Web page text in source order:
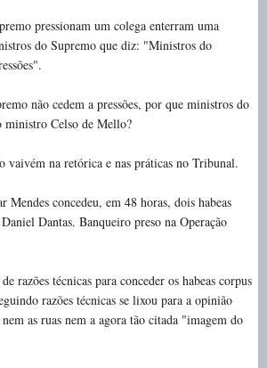
pressionam um colega enterram uma
do Supremo que diz: "Ministros do
não cedem a pressões, por que ministros do
ministro Celso de Mello?
vaivém na retórica e nas práticas no Tribunal.
concedeu, em 48 horas, dois habeas
Dantas. Banqueiro preso na Operação
razões técnicas para conceder os habeas corpus
razões técnicas se lixou para a opinião
as ruas nem a agora tão citada "imagem do